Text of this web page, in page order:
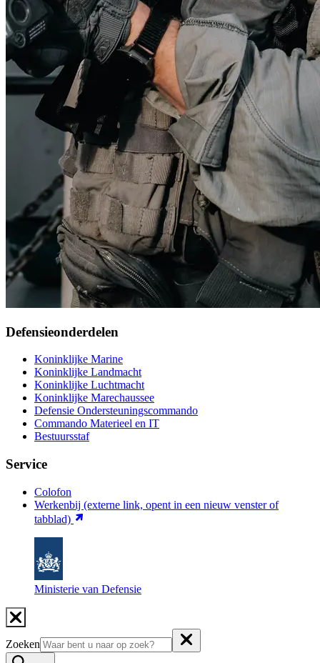
Defensieonderdelen
Koninklijke Marine
Koninklijke Landmacht
Koninklijke Luchtmacht
Koninklijke Marechaussee
Defensie Ondersteuningscommando
Commando Materieel en IT
Bestuursstaf
Service
Colofon
Werkenbij (externe link, opent in een nieuw venster of
tabblad)
Ministerie van Defensie
Zoeken